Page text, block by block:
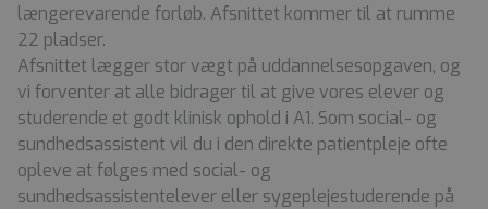
længerevarende forløb. Afsnittet kommer til at rumme
22 pladser.
Afsnittet lægger stor vægt på uddannelsesopgaven, og
vi forventer at alle bidrager til at give vores elever og
studerende et godt klinisk ophold i A1. Som social- og
sundhedsassistent vil du i den direkte patientpleje ofte
opleve at følges med social- og
sundhedsassistentelever eller sygeplejestuderende på